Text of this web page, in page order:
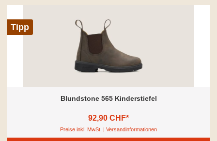
Tipp
Blundstone 565 Kinderstiefel
92,90 CHF*
Preise inkl. MwSt. | Versandinformationen